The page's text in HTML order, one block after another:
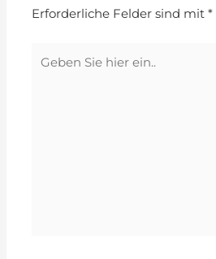
Erforderliche Felder sind mit*